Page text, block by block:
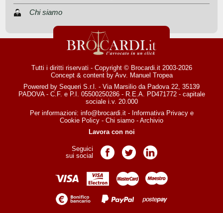
Chi siamo
Tutti i diritti riservati - Copyright © Brocardi.it 2003-2026
Concept & content by Avv. Manuel Tropea
Powered by Sequeri S.r.l. - Via Marsilio da Padova 22, 35139
PADOVA - C.F. e P.I. 05500250286 - R.E.A. PD471772 - capitale
sociale i.v. 20.000
Per informazioni: info@brocardi.it- Informativa Privacye
Cookie Policy - Chi siamo - Archivio
Lavora con noi
Seguici
sui social
Pagina Facebook
Pagina TwitterPagina LinkedIn